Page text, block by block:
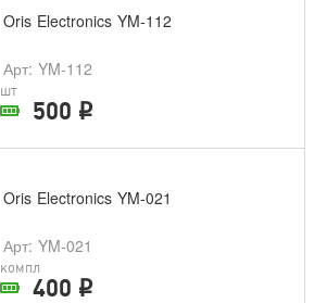
В наличии в магазине
Oris Electronics YM-112
Арт: YM-112
шт
500 i
В наличии в магазине
Oris Electronics YM-021
Арт: YM-021
компл
400 i